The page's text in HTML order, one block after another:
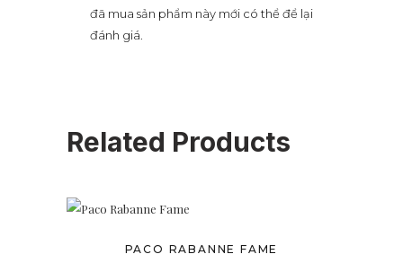
đã mua sản phẩm này mới có thể để lại
đánh giá.
Related Products
PACO RABANNE FAME